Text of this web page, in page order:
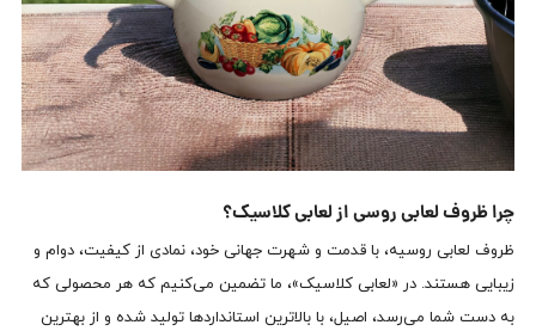
چرا ظروف لعابی روسی از لعابی کلاسیک؟
ظروف لعابی روسیه، با قدمت و شهرت جهانی خود، نمادی از کیفیت، دوام و
زیبایی هستند. در «لعابی کلاسیک»، ما تضمین می‌کنیم که هر محصولی که
به دست شما می‌رسد، اصیل، با بالاترین استانداردها تولید شده و از بهترین